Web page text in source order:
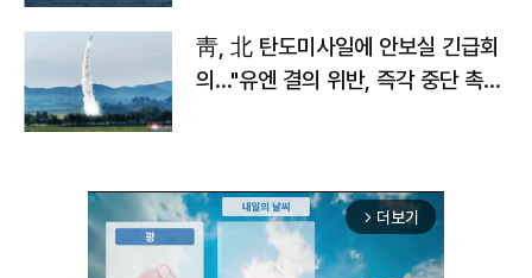
靑, 北 탄도미사일에 안보실 긴급회
의…"유엔 결의 위반, 즉각 중단 촉
arrow_forward_ios 더보기